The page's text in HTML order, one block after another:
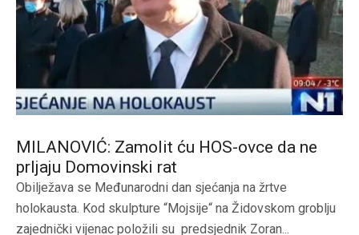
MILANOVIĆ: Zamolit ću HOS-ovce da ne
prljaju Domovinski rat
Obilježava se Međunarodni dan sjećanja na žrtve
holokausta. Kod skulpture “Mojsije“ na Židovskom groblju
zajednički vijenac položili su predsjednik Zoran...